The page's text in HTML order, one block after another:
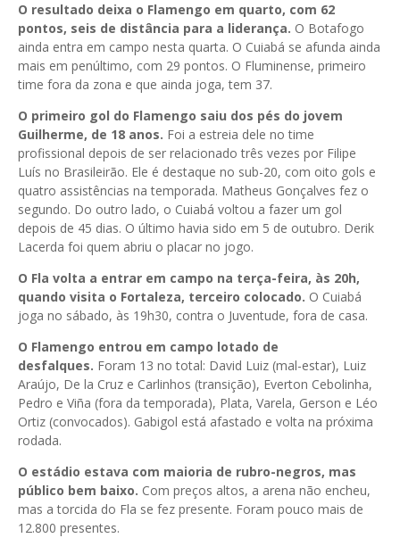
O resultado deixa o Flamengo em quarto, com 62
pontos, seis de distância para a liderança. O Botafogo
ainda entra em campo nesta quarta. O Cuiabá se afunda ainda
mais em penúltimo, com 29 pontos. O Fluminense, primeiro
time fora da zona e que ainda joga, tem 37.
O primeiro gol do Flamengo saiu dos pés do jovem
Guilherme, de 18 anos. Foi a estreia dele no time
profissional depois de ser relacionado três vezes por Filipe
Luís no Brasileirão. Ele é destaque no sub-20, com oito gols e
quatro assistências na temporada. Matheus Gonçalves fez o
segundo. Do outro lado, o Cuiabá voltou a fazer um gol
depois de 45 dias. O último havia sido em 5 de outubro. Derik
Lacerda foi quem abriu o placar no jogo.
O Fla volta a entrar em campo na terça-feira, às 20h,
quando visita o Fortaleza, terceiro colocado. O Cuiabá
joga no sábado, às 19h30, contra o Juventude, fora de casa.
O Flamengo entrou em campo lotado de
desfalques. Foram 13 no total: David Luiz (mal-estar), Luiz
Araújo, De la Cruz e Carlinhos (transição), Everton Cebolinha,
Pedro e Viña (fora da temporada), Plata, Varela, Gerson e Léo
Ortiz (convocados). Gabigol está afastado e volta na próxima
rodada.
O estádio estava com maioria de rubro-negros, mas
público bem baixo. Com preços altos, a arena não encheu,
mas a torcida do Fla se fez presente. Foram pouco mais de
12.800 presentes.